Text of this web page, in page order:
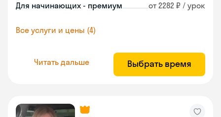
Для начинающих - премиум от 2282 ₽ / урок
Все услуги и цены (4)
Читать дальше Выбрать время